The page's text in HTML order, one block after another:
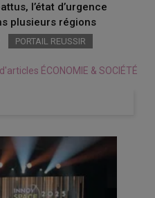
l’état d’urgence
plusieurs régions
PORTAIL REUSSIR
ÉCONOMIE & SOCIÉTÉ